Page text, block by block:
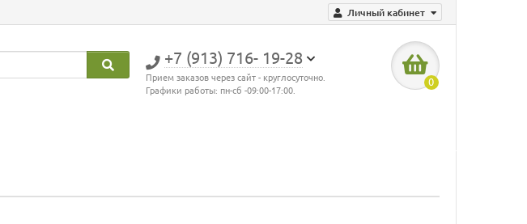
Личный кабинет
+7 (913) 716- 19-28
Прием заказов через сайт - круглосуточно.
Графики работы: пн-сб -09:00-17:00.
0